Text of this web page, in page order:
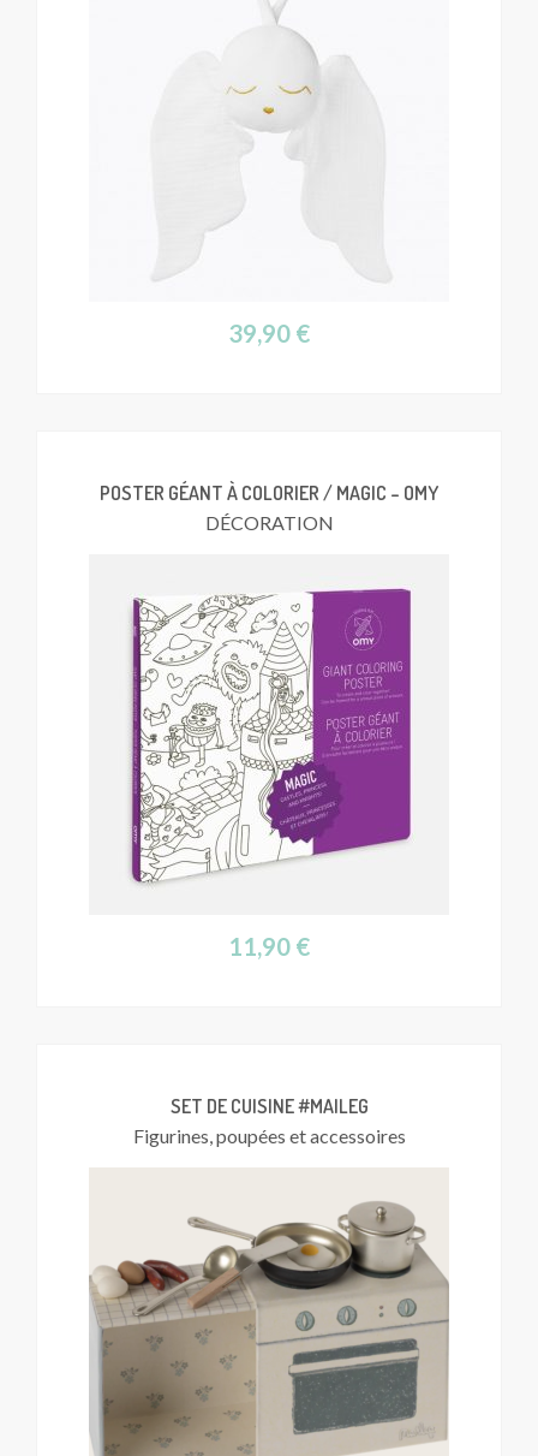
39,90 €
POSTER GÉANT À COLORIER / MAGIC – OMY
DÉCORATION
11,90 €
SET DE CUISINE #MAILEG
Figurines, poupées et accessoires